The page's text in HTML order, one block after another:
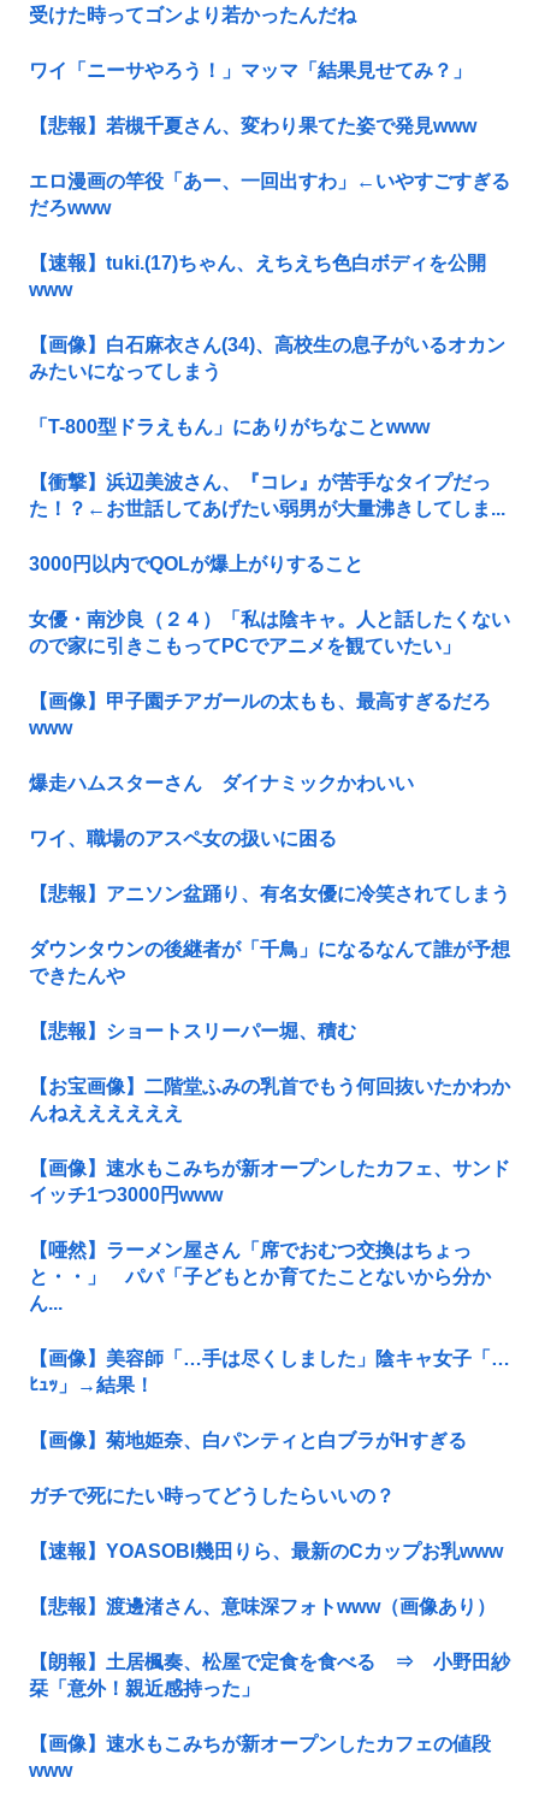
受けた時ってゴンより若かったんだね
ワイ「ニーサやろう！」マッマ「結果見せてみ？」
【悲報】若槻千夏さん、変わり果てた姿で発見www
エロ漫画の竿役「あー、一回出すわ」←いやすごすぎる
だろwww
【速報】tuki.(17)ちゃん、えちえち色白ボディを公開
www
【画像】白石麻衣さん(34)、高校生の息子がいるオカン
みたいになってしまう
「T-800型ドラえもん」にありがちなことwww
【衝撃】浜辺美波さん、『コレ』が苦手なタイプだっ
た！？←お世話してあげたい弱男が大量沸きしてしま...
3000円以内でQOLが爆上がりすること
女優・南沙良（２４）「私は陰キャ。人と話したくない
ので家に引きこもってPCでアニメを観ていたい」
【画像】甲子園チアガールの太もも、最高すぎるだろ
www
爆走ハムスターさん ダイナミックかわいい
ワイ、職場のアスペ女の扱いに困る
【悲報】アニソン盆踊り、有名女優に冷笑されてしまう
ダウンタウンの後継者が「千鳥」になるなんて誰が予想
できたんや
【悲報】ショートスリーパー堀、積む
【お宝画像】二階堂ふみの乳首でもう何回抜いたかわか
んねええええええ
【画像】速水もこみちが新オープンしたカフェ、サンド
イッチ1つ3000円www
【唖然】ラーメン屋さん「席でおむつ交換はちょっ
と・・」 パパ「子どもとか育てたことないから分か
ん...
【画像】美容師「…手は尽くしました」陰キャ女子「…
ﾋｭｯ」→結果！
【画像】菊地姫奈、白パンティと白ブラがHすぎる
ガチで死にたい時ってどうしたらいいの？
【速報】YOASOBI幾田りら、最新のCカップお乳www
【悲報】渡邊渚さん、意味深フォトwww（画像あり）
【朗報】土居楓奏、松屋で定食を食べる ⇒ 小野田紗
栞「意外！親近感持った」
【画像】速水もこみちが新オープンしたカフェの値段
www